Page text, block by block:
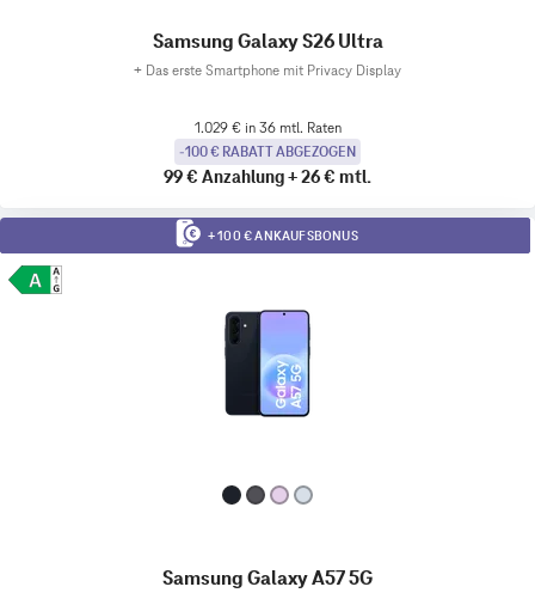
Samsung Galaxy S26 Ultra
+ Das erste Smartphone mit Privacy Display
1.029 € in 36 mtl. Raten
-100 € RABATT ABGEZOGEN
99 € Anzahlung+26 € mtl.
+ 100 € ANKAUFSBONUS
Samsung Galaxy A57 5G